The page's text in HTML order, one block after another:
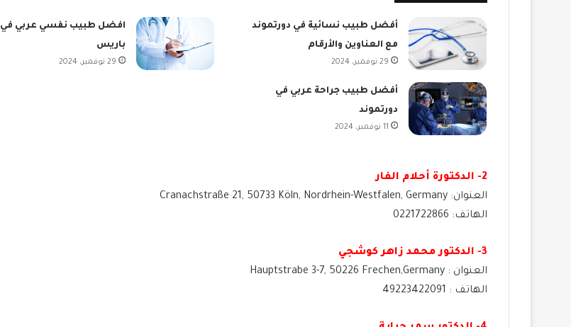
أفضل طبيب نسائية في دورتموند
مع العناوين والأرقام
29 نوفمبر، 2024
افضل طبيب نفسي عربي في
باريس
29 نوفمبر، 2024
أفضل طبيب جراحة عربي في
دورتموند
11 نوفمبر، 2024
2- الدكتورة أحلام الفار
العنوان: Cranachstraße 21, 50733 Köln, Nordrhein-Westfalen, Germany
الهاتف: 0221722866
3- الدكتور محمد زاهر كوشجي
العنوان : Hauptstrabe 3-7, 50226 Frechen,Germany
الهاتف : 49223422091